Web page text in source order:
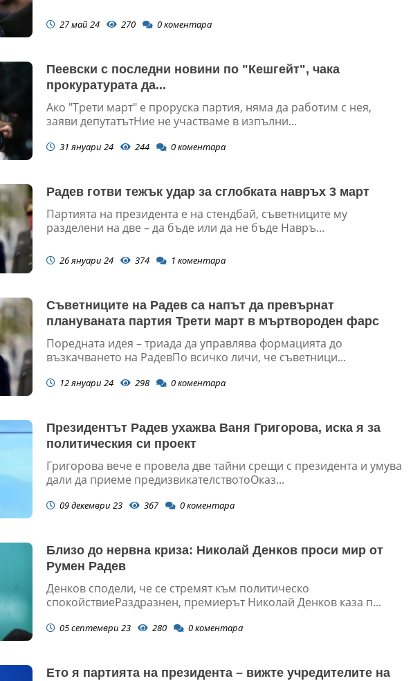
27 май 24 270 0коментара
Пеевски с последни новини по "Кешгейт", чака
прокуратурата да...
Ако "Трети март" е проруска партия, няма да работим с нея,
заяви депутатътНие не участваме в изпълни...
31 януари 24 244 0коментара
Радев готви тежък удар за сглобката навръх 3 март
Партията на президента е на стендбай, съветниците му
разделени на две – да бъде или да не бъде Навръ...
26 януари 24 374 1 коментара
Съветниците на Радев са напът да превърнат
плануваната партия Трети март в мъртвороден фарс
Поредната идея – триада да управлява формацията до
възкачването на РадевПо всичко личи, че съветници...
12 януари 24 298 0коментара
Президентът Радев ухажва Ваня Григорова, иска я за
политическия си проект
Григорова вече е провела две тайни срещи с президента и умува
дали да приеме предизвикателствотоОказ...
09 декември 23 367 0коментара
Близо до нервна криза: Николай Денков проси мир от
Румен Радев
Денков сподели, че се стремят към политическо
спокойствиеРаздразнен, премиерът Николай Денков каза п...
05 септември 23 280 0коментара
Ето я партията на президента – вижте учредителите на